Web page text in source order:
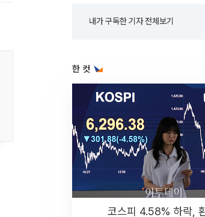
내가 구독한 기자 전체보기
한 컷
코스피 4.58% 하락,